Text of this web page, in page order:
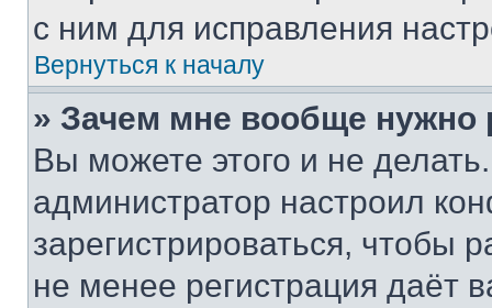
с ним для исправления
Вернуться к началу
» Зачем мне вообще нужно
Вы можете этого и не
администратор настроил
зарегистрироваться, чтобы
не менее регистрация даёт